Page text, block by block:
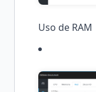
Uso de RAM